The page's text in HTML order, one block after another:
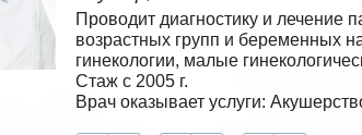
Проводит диагностику и лечение
возрастных групп и беременных
гинекологии, малые
Стаж с 2005 г.
Врач оказывает услуги: